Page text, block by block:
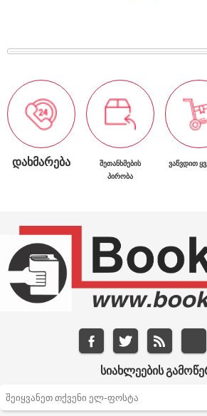
ᲓᲐᲮᲛᲐᲠᲔᲑᲐ
ᲨᲔᲗᲐᲜᲮᲛᲔᲑᲘᲡ
ᲞᲘᲠᲝᲑᲐ
ᲕᲐᲬᲕᲓᲘᲗ
ᲡᲘᲐᲮᲚᲔᲔᲑᲘᲡ